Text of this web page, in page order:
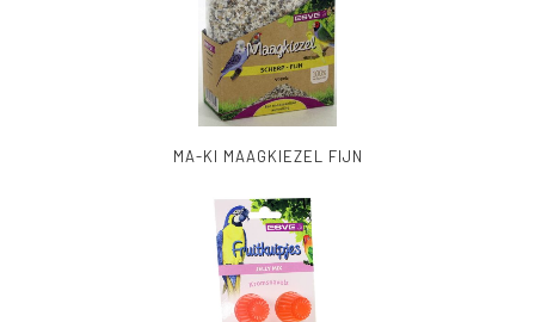
MA-KI MAAGKIEZEL FIJN